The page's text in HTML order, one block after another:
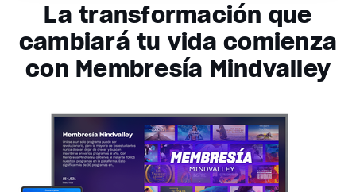
La transformación que
cambiará tu vida comienza
con Membresía Mindvalley